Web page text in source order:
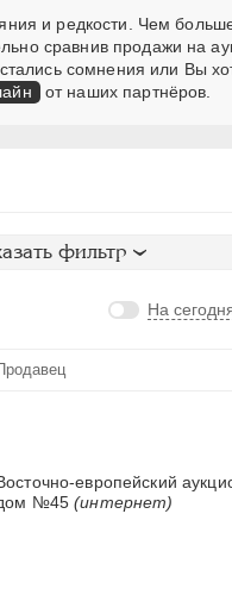
и редкости. Чем
сравнив продажи на
сомнения или Вы
от наших партнёров.
фильтр
На
европейский
№45(интернет)